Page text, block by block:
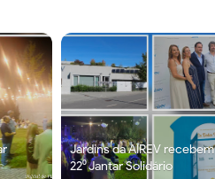
Jardins da AIREV recebem
22⁰ Jantar Solidário